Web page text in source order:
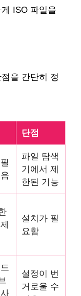
ISO 파일을
을 간단히 정
단점
파일 탐색
기에서 제
한된 기능
설치가 필
요함
설정이 번
거로울 수